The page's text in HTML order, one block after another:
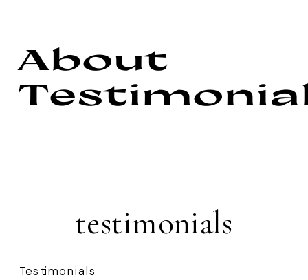
About
testimonials
Testimonials